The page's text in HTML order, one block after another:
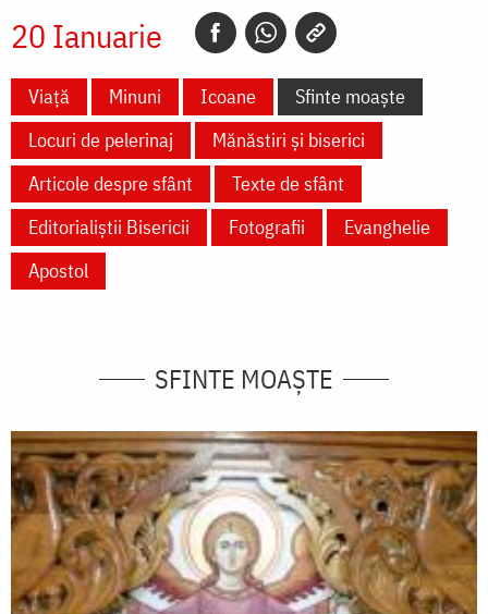
20 Ianuarie
Viață Minuni Icoane
Sfinte moaște
Locuri de pelerinaj
Mănăstiri și biserici
Articole despre sfânt
Texte de sfânt
Editorialiștii Bisericii
Fotografii
Evanghelie
Apostol
SFINTE MOAȘTE